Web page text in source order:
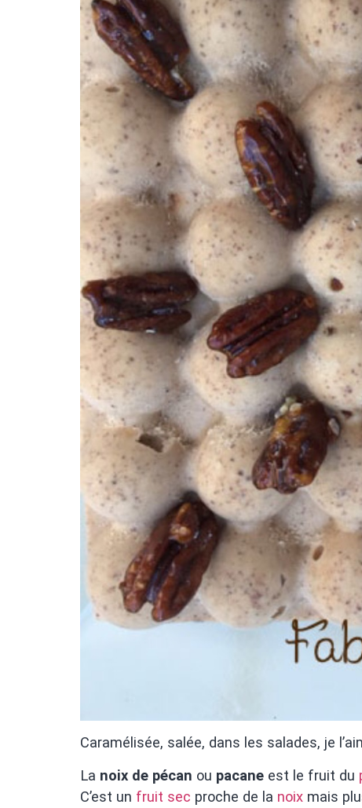
Caramélisée, salée, dans les salades, je
La noix de pécan ou pacane est le fruit du
C’est un fruit sec proche de la noix mais